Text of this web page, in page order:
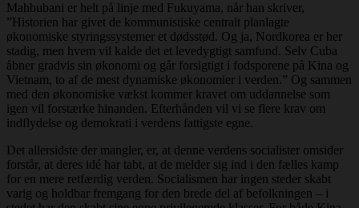
Mahbubani er helt på linje med Fukuyama, når han skriver,
”Historien har givet de kommunistiske centralt planlagte
økonomiske styringssystemer et dødsstød. Og ja, Nordkorea er her
stadig, men hvem vil kalde det et levedygtigt samfund. Selv Cuba
åbner gradvis sin økonomi og går forsigtigt i fodsporene på Kina og
Vietnam, to af de mest dynamiske økonomier i verden.” Og sammen
med den økonomiske vækst kommer kravet om uddannelse som
igen vil forstærke hinanden. Efterhånden vil vi se flere krav om
indflydelse og demokrati i verdens fattigste egne.
Det allersidste der mangler, er, at denne verdens socialister omsider
forstår, at deres idé har tabt, at de melder sig ind i den fælles kamp
for en mere retfærdig verden. Socialismen har ingen steder skabt
varig og holdbar fremgang for den brede del af befolkningen – i